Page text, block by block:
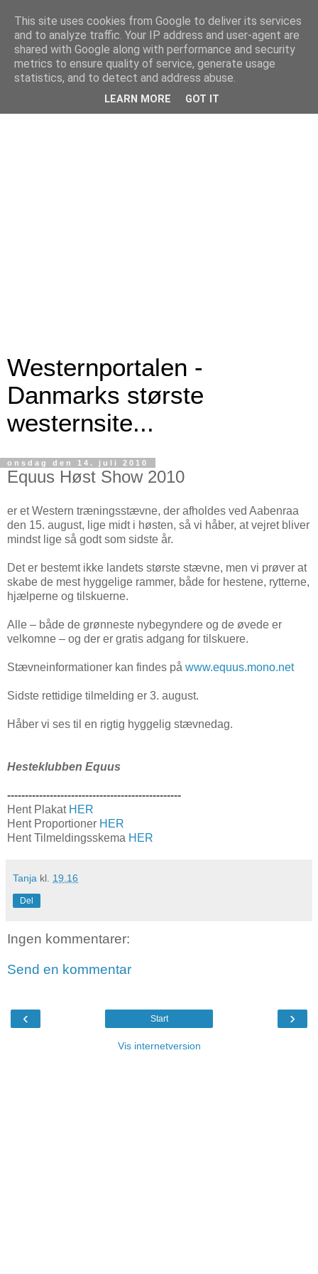
Westernportalen -
Danmarks største
westernsite...
onsdag den 14. juli 2010
Equus Høst Show 2010
er et Western træningsstævne, der afholdes ved Aabenraa
den 15. august, lige midt i høsten, så vi håber, at vejret bliver
mindst lige så godt som sidste år.
Det er bestemt ikke landets største stævne, men vi prøver at
skabe de mest hyggelige rammer, både for hestene, rytterne,
hjælperne og tilskuerne.
Alle – både de grønneste nybegyndere og de øvede er
velkomne – og der er gratis adgang for tilskuere.
Stævneinformationer kan findes på www.equus.mono.net
Sidste rettidige tilmelding er 3. august.
Håber vi ses til en rigtig hyggelig stævnedag.
Hesteklubben Equus
-------------------------------------------------
Hent Plakat HER
Hent Proportioner HER
Hent Tilmeldingsskema HER
Tanja kl. 19.16
Del
Ingen kommentarer:
Send en kommentar
‹ ›
Start
Vis internetversion
This site uses cookies from Google to deliver its services
and to analyze traffic. Your IP address and user-agent are
shared with Google along with performance and security
metrics to ensure quality of service, generate usage
statistics, and to detect and address abuse.
LEARN MORE GOT IT